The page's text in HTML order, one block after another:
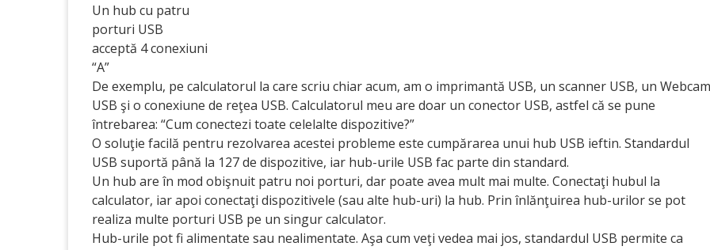
Un hub cu patru
porturi USB
acceptă 4 conexiuni
“A”
De exemplu, pe calculatorul la care scriu chiar acum, am o imprimantă USB, un scanner USB, un Webcam
USB şi o conexiune de reţea USB. Calculatorul meu are doar un conector USB, astfel că se pune
întrebarea: “Cum conectezi toate celelalte dispozitive?”
O soluţie facilă pentru rezolvarea acestei probleme este cumpărarea unui hub USB ieftin. Standardul
USB suportă până la 127 de dispozitive, iar hub-urile USB fac parte din standard.
Un hub are în mod obişnuit patru noi porturi, dar poate avea mult mai multe. Conectaţi hubul la
calculator, iar apoi conectaţi dispozitivele (sau alte hub-uri) la hub. Prin înlănţuirea hub-urilor se pot
realiza multe porturi USB pe un singur calculator.
Hub-urile pot fi alimentate sau nealimentate. Aşa cum veţi vedea mai jos, standardul USB permite ca